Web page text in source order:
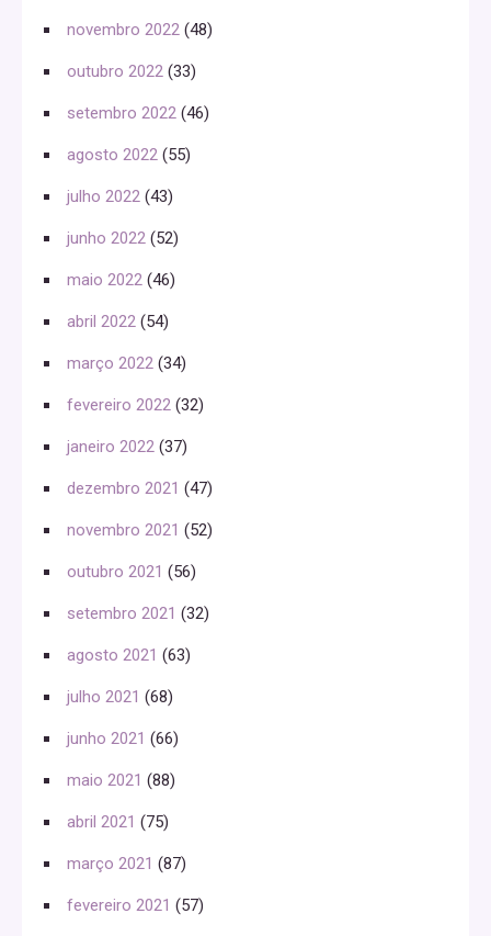
novembro 2022 (48)
outubro 2022 (33)
setembro 2022 (46)
agosto 2022 (55)
julho 2022 (43)
junho 2022 (52)
maio 2022 (46)
abril 2022 (54)
março 2022 (34)
fevereiro 2022 (32)
janeiro 2022 (37)
dezembro 2021 (47)
novembro 2021 (52)
outubro 2021 (56)
setembro 2021 (32)
agosto 2021 (63)
julho 2021 (68)
junho 2021 (66)
maio 2021 (88)
abril 2021 (75)
março 2021 (87)
fevereiro 2021 (57)